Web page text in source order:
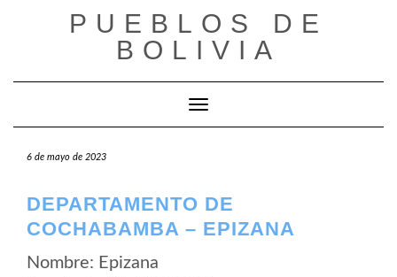
PUEBLOS DE
BOLIVIA
Cambiar modo de navegación
6 de mayo de 2023
DEPARTAMENTO DE
COCHABAMBA – EPIZANA
Nombre: Epizana